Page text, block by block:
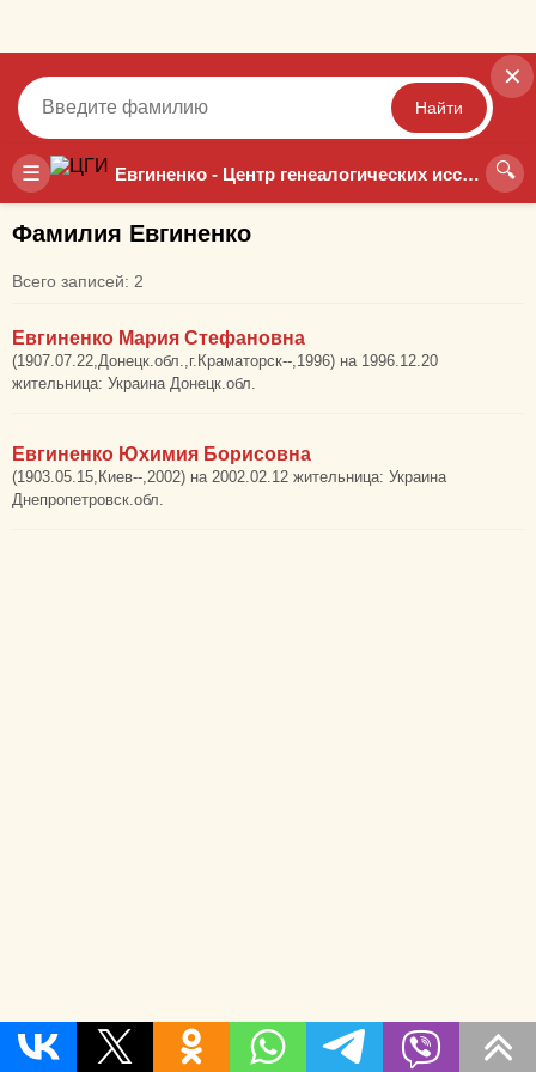
☰ Евгиненко - Центр генеалогических исследований 🔍
✕
Найти
Точный Неточный
Фамилия Евгиненко
Всего записей: 2
Евгиненко Мария Стефановна
(1907.07.22,Донецк.обл.,г.Краматорск--,1996) на 1996.12.20
жительница: Украина Донецк.обл.
Евгиненко Юхимия Борисовна
(1903.05.15,Киев--,2002) на 2002.02.12 жительница: Украина
Днепропетровск.обл.